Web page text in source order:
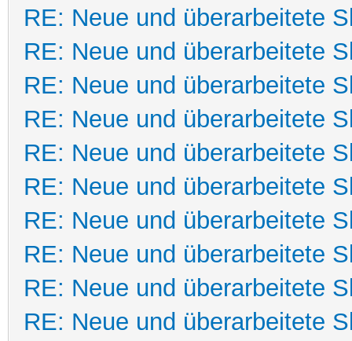
RE: Neue und überarbeitete
RE: Neue und überarbeitete
RE: Neue und überarbeitete
RE: Neue und überarbeitete
RE: Neue und überarbeitete
RE: Neue und überarbeitete
RE: Neue und überarbeitete
RE: Neue und überarbeitete
RE: Neue und überarbeitete
RE: Neue und überarbeitete